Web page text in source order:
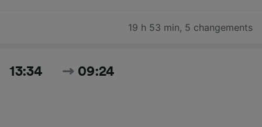
19 h 53 min, 5 changements
13:34 09:24